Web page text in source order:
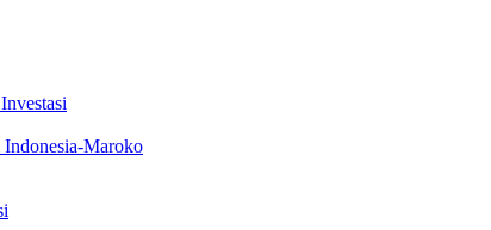
Indonesia-Maroko